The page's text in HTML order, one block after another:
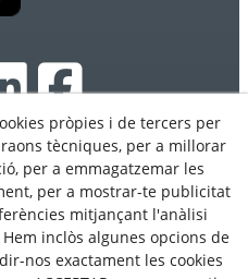
SL - Tots els drets
d'Ús
Avís Legal
pròpies i de tercers per
tècniques, per a millorar
per a emmagatzemar les
per a mostrar-te publicitat
mitjançant l'anàlisi
inclòs algunes opcions de
nos exactament les cookies